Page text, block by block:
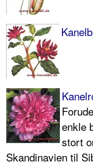
enkle
stort
Skandinavien til